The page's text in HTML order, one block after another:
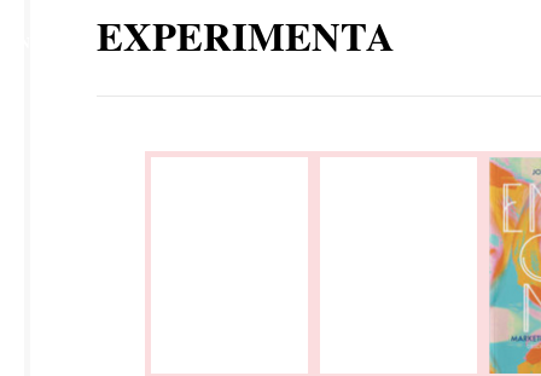
EXPERIMENTA